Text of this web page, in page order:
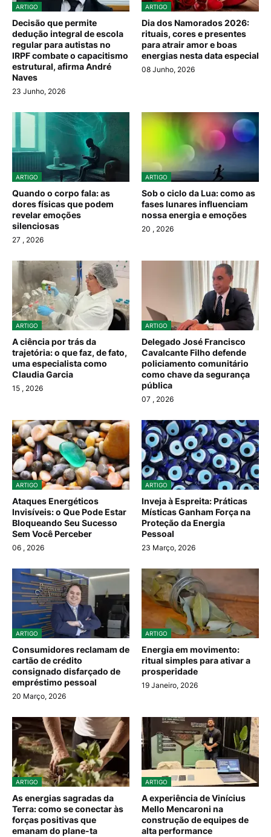
ARTIGO
Decisão que permite
dedução integral de escola
regular para autistas no
IRPF combate o capacitismo
estrutural, afirma André
Naves
23 Junho, 2026
ARTIGO
Dia dos Namorados 2026:
rituais, cores e presentes
para atrair amor e boas
energias nesta data especial
08 Junho, 2026
ARTIGO
Quando o corpo fala: as
dores físicas que podem
revelar emoções
silenciosas
27 , 2026
ARTIGO
Sob o ciclo da Lua: como as
fases lunares influenciam
nossa energia e emoções
20 , 2026
ARTIGO
A ciência por trás da
trajetória: o que faz, de fato,
uma especialista como
Claudia Garcia
15 , 2026
ARTIGO
Delegado José Francisco
Cavalcante Filho defende
policiamento comunitário
como chave da segurança
pública
07 , 2026
ARTIGO
Ataques Energéticos
Invisíveis: o Que Pode Estar
Bloqueando Seu Sucesso
Sem Você Perceber
06 , 2026
ARTIGO
Inveja à Espreita: Práticas
Místicas Ganham Força na
Proteção da Energia
Pessoal
23 Março, 2026
ARTIGO
Consumidores reclamam de
cartão de crédito
consignado disfarçado de
empréstimo pessoal
20 Março, 2026
ARTIGO
Energia em movimento:
ritual simples para ativar a
prosperidade
19 Janeiro, 2026
ARTIGO
As energias sagradas da
Terra: como se conectar às
forças positivas que
emanam do plane-ta
ARTIGO
A experiência de Vinícius
Mello Mencaroni na
construção de equipes de
alta performance